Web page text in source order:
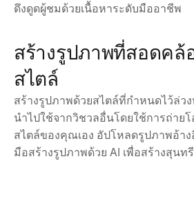
ดึงดูดผู้ชมด้วยเนื้อหาระดับมืออาชีพ
สร้างรูปภาพที่สอดคล้
สไตล์
สร้างรูปภาพด้วยสไตล์ที่กำหนดไว้ล่ว
นำไปใช้จากวิชวลอื่นโดยใช้การถ่าย
สไตล์ของคุณเอง อัปโหลดรูปภาพอ้า
มือสร้างรูปภาพด้วย AI เพื่อสร้างสุน